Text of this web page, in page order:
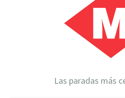
Las paradas más